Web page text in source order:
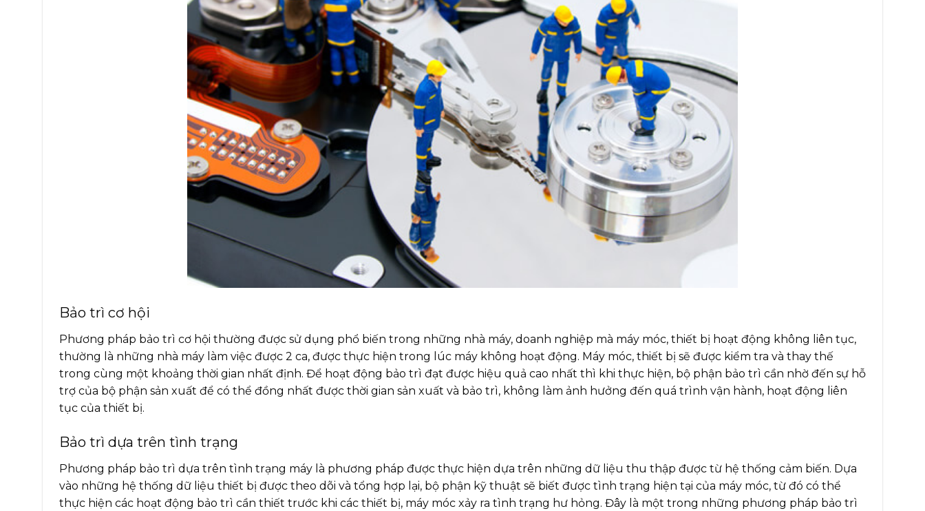
Bảo trì cơ hội
Phương pháp bảo trì cơ hội thường được sử dụng phổ biến trong những nhà máy, doanh nghiệp mà máy móc, thiết bị hoạt động không liên tục,
thường là những nhà máy làm việc được 2 ca, được thực hiện trong lúc máy không hoạt động. Máy móc, thiết bị sẽ được kiểm tra và thay thế
trong cùng một khoảng thời gian nhất định. Để hoạt động bảo trì đạt được hiệu quả cao nhất thì khi thực hiện, bộ phận bảo trì cần nhờ đến sự hỗ
trợ của bộ phận sản xuất để có thể đồng nhất được thời gian sản xuất và bảo trì, không làm ảnh hưởng đến quá trình vận hành, hoạt động liên
tục của thiết bị.
Bảo trì dựa trên tình trạng
Phương pháp bảo trì dựa trên tình trạng máy là phương pháp được thực hiện dựa trên những dữ liệu thu thập được từ hệ thống cảm biến. Dựa
vào những hệ thống dữ liệu thiết bị được theo dõi và tổng hợp lại, bộ phận kỹ thuật sẽ biết được tình trạng hiện tại của máy móc, từ đó có thể
thực hiện các hoạt động bảo trì cần thiết trước khi các thiết bị, máy móc xảy ra tình trạng hư hỏng. Đây là một trong những phương pháp bảo trì